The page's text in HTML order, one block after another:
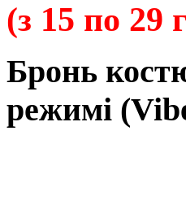
(з 15 по 29
Бронь
режимі